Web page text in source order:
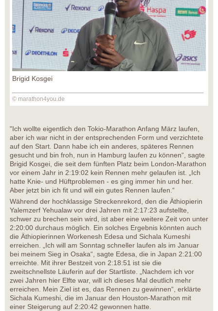
Brigid Kosgei
© marathon4you.de
"Ich wollte eigentlich den Tokio-Marathon Anfang März laufen,
aber ich war nicht in der entsprechenden Form und verzichtete
auf den Start. Dann habe ich ein anderes, späteres Rennen
gesucht und bin froh, nun in Hamburg laufen zu können“, sagte
Brigid Kosgei, die seit dem fünften Platz beim London-Marathon
vor einem Jahr in 2:19:02 kein Rennen mehr gelaufen ist. „Ich
hatte Knie- und Hüftproblemen - es ging immer hin und her.
Aber jetzt bin ich fit und will ein gutes Rennen laufen.“
Während der hochklassige Streckenrekord, den die Äthiopierin
Yalemzerf Yehualaw vor drei Jahren mit 2:17:23 aufstellte,
schwer zu brechen sein wird, ist aber eine weitere Zeit von unter
2:20:00 durchaus möglich. Ein solches Ergebnis könnten auch
die Äthiopierinnen Workenesh Edesa und Sichala Kumeshi
erreichen. „Ich will am Sonntag schneller laufen als im Januar
bei meinem Sieg in Osaka“, sagte Edesa, die in Japan 2:21:00
erreichte. Mit ihrer Bestzeit von 2:18:51 ist sie die
zweitschnellste Läuferin auf der Startliste. „Nachdem ich vor
zwei Jahren hier Elfte war, will ich dieses Mal deutlich mehr
erreichen. Mein Ziel ist es, das Rennen zu gewinnen“, erklärte
Sichala Kumeshi, die im Januar den Houston-Marathon mit
einer Steigerung auf 2:20:42 gewonnen hatte.